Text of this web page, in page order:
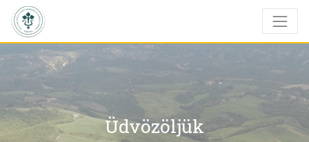
Üdvözöljük